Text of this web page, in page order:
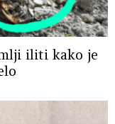
iliti kako je